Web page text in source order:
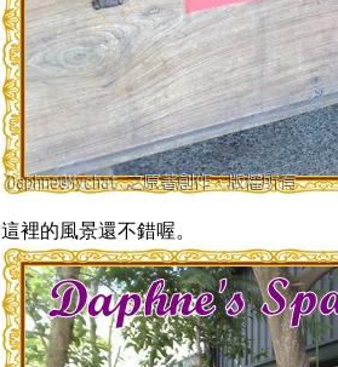
這裡的風景還不錯喔。